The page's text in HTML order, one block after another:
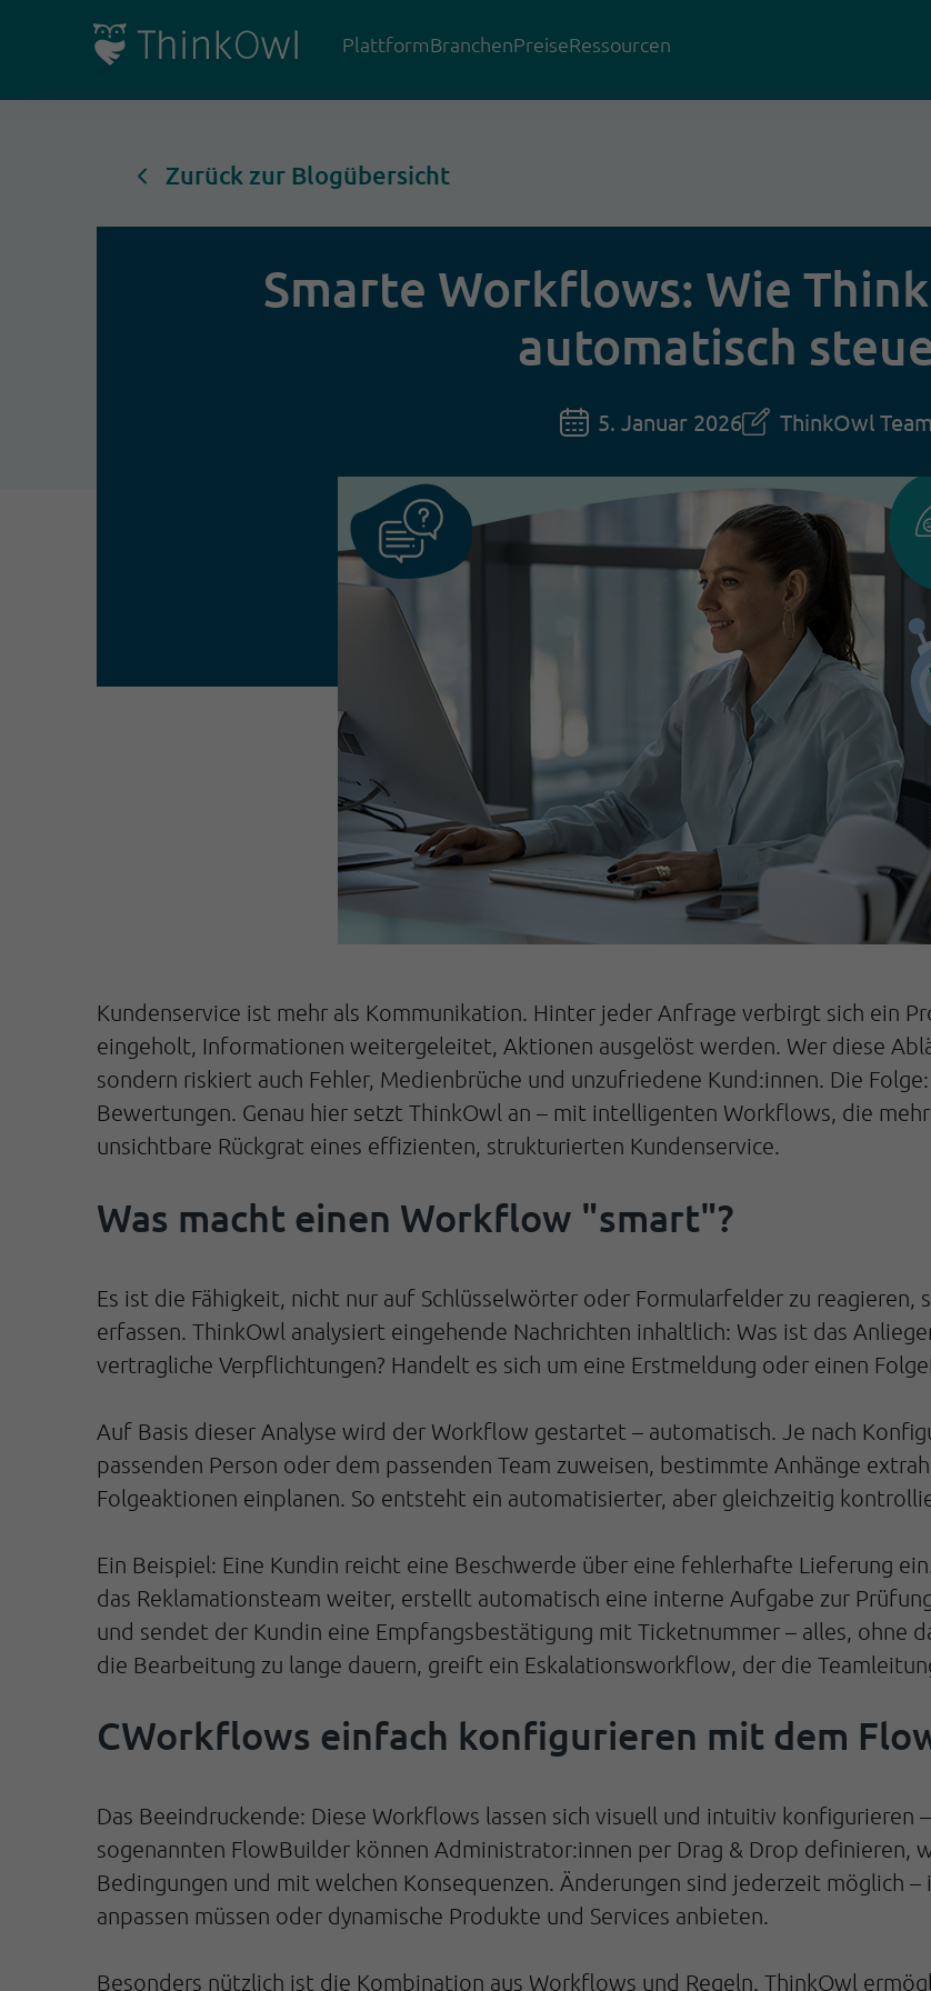
PlattformBranchenPreiseRessourcen
Zurück zur Blogübersicht
Smarte Workflows: Wie
automatisch
5. Januar 2026 ThinkOwl Team
Kundenservice ist mehr als Kommunikation. Hinter jeder Anfrage verbirgt sich ein
eingeholt, Informationen weitergeleitet, Aktionen ausgelöst werden. Wer diese
sondern riskiert auch Fehler, Medienbrüche und unzufriedene Kund:innen. Die
Bewertungen. Genau hier setzt ThinkOwl an – mit intelligenten Workflows, die
unsichtbare Rückgrat eines effizienten, strukturierten Kundenservice.
Was macht einen Workflow "smart"?
Es ist die Fähigkeit, nicht nur auf Schlüsselwörter oder Formularfelder zu reagieren,
erfassen. ThinkOwl analysiert eingehende Nachrichten inhaltlich: Was ist das
vertragliche Verpflichtungen? Handelt es sich um eine Erstmeldung oder einen
Auf Basis dieser Analyse wird der Workflow gestartet – automatisch. Je nach
passenden Person oder dem passenden Team zuweisen, bestimmte Anhänge
Folgeaktionen einplanen. So entsteht ein automatisierter, aber gleichzeitig
Ein Beispiel: Eine Kundin reicht eine Beschwerde über eine fehlerhafte Lieferung
das Reklamationsteam weiter, erstellt automatisch eine interne Aufgabe zur
und sendet der Kundin eine Empfangsbestätigung mit Ticketnummer – alles, ohne
die Bearbeitung zu lange dauern, greift ein Eskalationsworkflow, der die
CWorkflows einfach konfigurieren mit dem
Das Beeindruckende: Diese Workflows lassen sich visuell und intuitiv konfigurieren
sogenannten FlowBuilder können Administrator:innen per Drag & Drop definieren,
Bedingungen und mit welchen Konsequenzen. Änderungen sind jederzeit möglich
anpassen müssen oder dynamische Produkte und Services anbieten.
Besonders nützlich ist die Kombination aus Workflows und Regeln. ThinkOwl